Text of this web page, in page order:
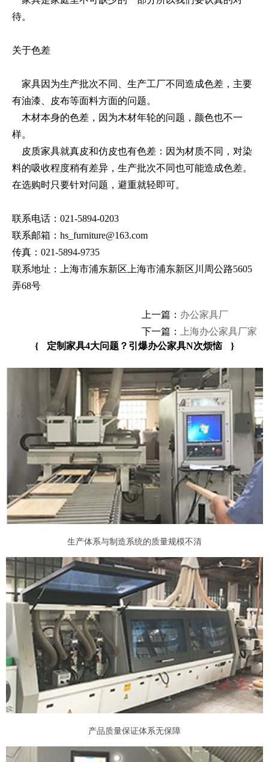
待。
关于色差
家具因为生产批次不同、生产工厂不同造成色差，主要
有油漆、皮布等面料方面的问题。
木材本身的色差，因为木材年轮的问题，颜色也不一
样。
皮质家具就真皮和仿皮也有色差：因为材质不同，对染
料的吸收程度稍有差异，生产批次不同也可能造成色差。
在选购时只要针对问题，避重就轻即可。
联系电话：021-5894-0203
联系邮箱：hs_furniture@163.com
传真：021-5894-9735
联系地址：上海市浦东新区上海市浦东新区川周公路5605
弄68号
上一篇： 办公家具厂
下一篇：
上海办公家具厂家
{
定制家具4大问题？引爆办公家具N次烦恼 }
生产体系与制造系统的质量规模不清
产品质量保证体系无保障